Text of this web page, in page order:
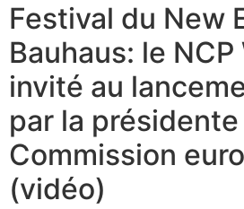
Festival du New
Bauhaus: le
invité au
par la présidente
Commission
(vidéo)